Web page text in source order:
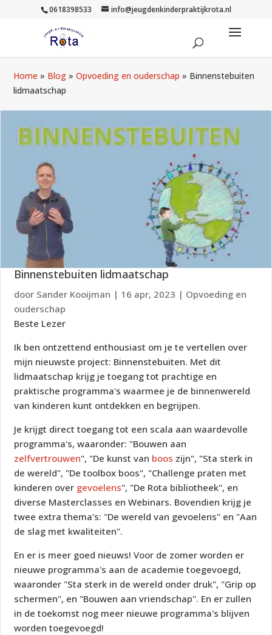
0618398533 info@jeugdenkinderpraktijkrota.nl
Home » Blog »Opvoeding en ouderschap » Binnenstebuiten
lidmaatschap
Binnenstebuiten lidmaatschap
door Sander Kooijman | 16 apr, 2023 | Opvoeding en
ouderschap
Beste Lezer
Ik ben ontzettend enthousiast om je te vertellen over
mijn nieuwste project: Binnenstebuiten. Met dit
lidmaatschap krijg je toegang tot prachtige en
praktische programma's waarmee je de binnenwereld
van kinderen kunt ontdekken en begrijpen.
Je krijgt direct toegang tot een scala aan waardevolle
programma's, waaronder: "Bouwen aan
zelfvertrouwen", "De kunst van boos zijn", "Sta sterk in
de wereld", "De toolbox boos", "Challenge praten met
kinderen over gevoelens", "De Rota bibliotheek", en
diverse Masterclasses en Webinars. Bovendien krijg je
twee extra thema's: "De wereld van gevoelens" en "Aan
de slag met kwaliteiten".
En er is meer goed nieuws! Voor de zomer worden er
nieuwe programma's aan de academie toegevoegd,
waaronder "Sta sterk in de wereld onder druk", "Grip op
schermen", en "Bouwen aan vriendschap". En er zullen
in de toekomst nog meer nieuwe programma's blijven
worden toegevoegd!